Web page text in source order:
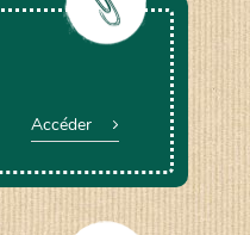
Accéder